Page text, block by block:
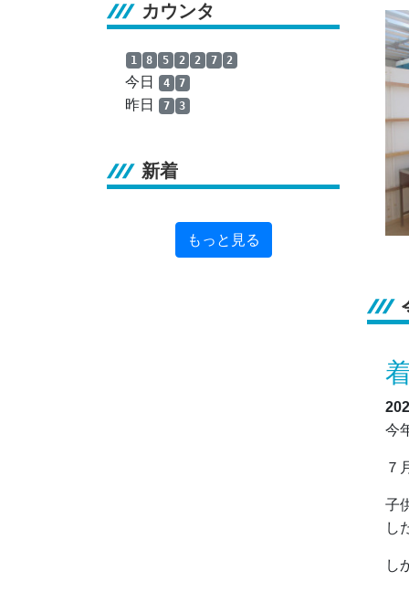
カウンタ
1 8 5 2 2 7 2
今日 4 7
昨日 7 3
新着
もっと見る
今
７
子
し
し